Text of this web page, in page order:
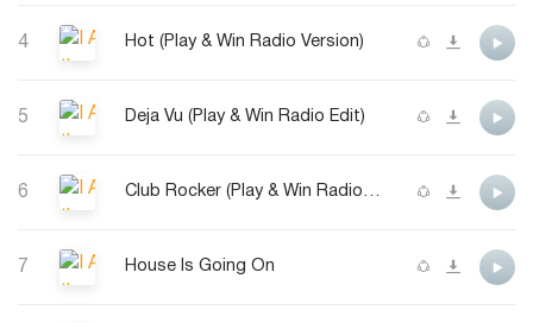
4 Hot (Play & Win Radio Version)
5 Deja Vu (Play & Win Radio Edit)
6 Club Rocker (Play & Win Radio Version)
7 House Is Going On